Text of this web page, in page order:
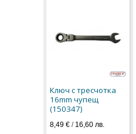
Ключ с тресчотка
16mm чупещ
(150347)
8,49 € / 16,60 лв.